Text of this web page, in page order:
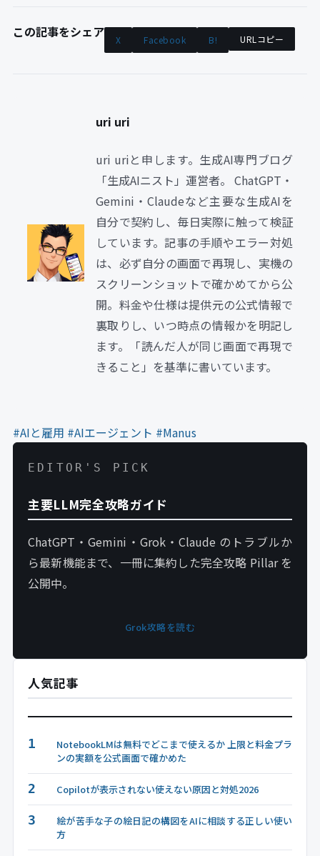
この記事をシェア X Facebook B! URLコピー
uri uri
uri uriと申します。生成AI専門ブログ
「生成AIニスト」運営者。 ChatGPT・
Gemini・Claudeなど主要な生成AIを
自分で契約し、毎日実際に触って検証
しています。記事の手順やエラー対処
は、必ず自分の画面で再現し、実機の
スクリーンショットで確かめてから公
開。料金や仕様は提供元の公式情報で
裏取りし、いつ時点の情報かを明記し
ます。「読んだ人が同じ画面で再現で
きること」を基準に書いています。
#AIと雇用 #AIエージェント #Manus
EDITOR'S PICK
主要LLM完全攻略ガイド
ChatGPT・Gemini・Grok・Claude のトラブルか
ら最新機能まで、一冊に集約した完全攻略 Pillar を
公開中。
Grok攻略を読む
人気記事
1
NotebookLMは無料でどこまで使えるか 上限と料金プラ
ンの実額を公式画面で確かめた
2 Copilotが表示されない使えない原因と対処2026
3
絵が苦手な子の絵日記の構図をAIに相談する正しい使い
方